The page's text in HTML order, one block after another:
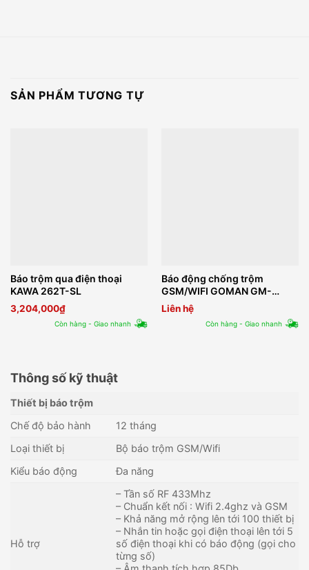
SẢN PHẨM TƯƠNG TỰ
Báo trộm qua điện thoại
KAWA 262T-SL
3,204,000₫
Còn hàng - Giao nhanh
Báo động chống trộm
GSM/WIFI GOMAN GM-
SA352W
Liên hệ
Còn hàng - Giao nhanh
Thông số kỹ thuật
Thiết bị báo trộm
Chế độ bảo hành
12 tháng
Loại thiết bị
Bộ báo trộm GSM/Wifi
Kiểu báo động
Đa năng
Hỗ trợ
– Tần số RF 433Mhz
– Chuẩn kết nối : Wifi 2.4ghz và GSM
– Khả năng mở rộng lên tới 100 thiết bị
– Nhắn tin hoặc gọi điện thoại lên tới 5
số điện thoại khi có báo động (gọi cho
từng số)